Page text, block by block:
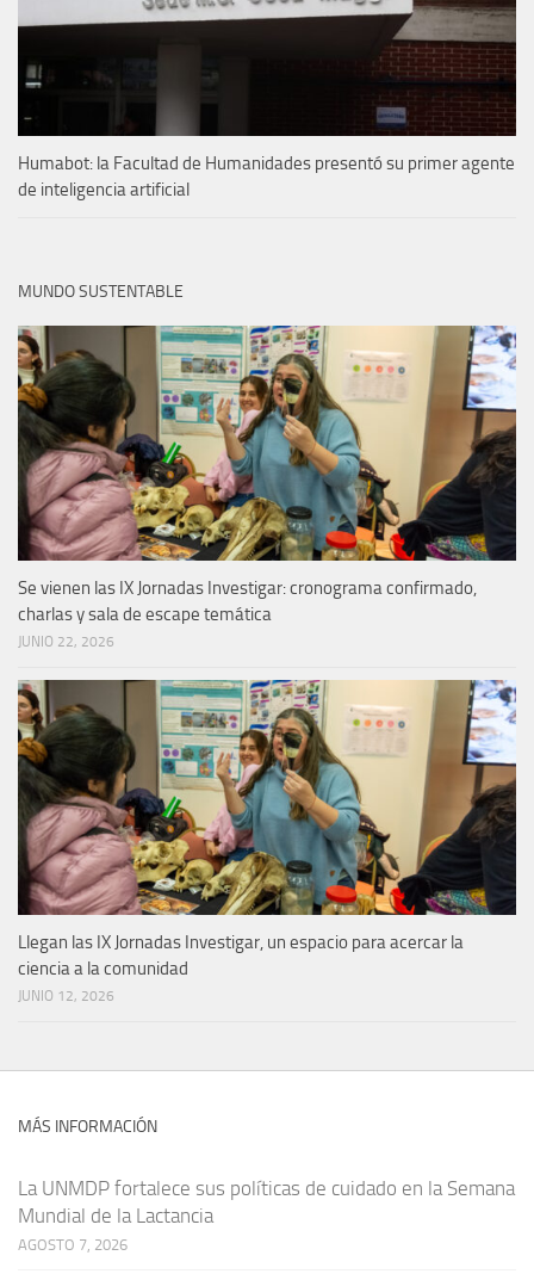
Humabot: la Facultad de Humanidades presentó su primer agente
de inteligencia artificial
MUNDO SUSTENTABLE
Se vienen las IX Jornadas Investigar: cronograma confirmado,
charlas y sala de escape temática
JUNIO 22, 2026
Llegan las IX Jornadas Investigar, un espacio para acercar la
ciencia a la comunidad
JUNIO 12, 2026
MÁS INFORMACIÓN
La UNMDP fortalece sus políticas de cuidado en la Semana
Mundial de la Lactancia
AGOSTO 7, 2026